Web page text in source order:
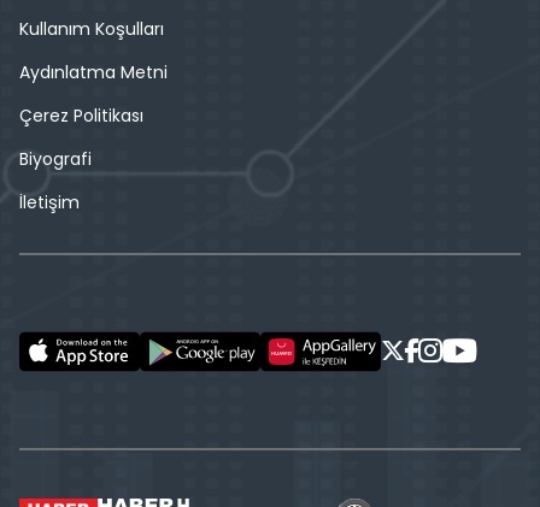
Kullanım Koşulları
Aydınlatma Metni
Çerez Politikası
Biyografi
İletişim